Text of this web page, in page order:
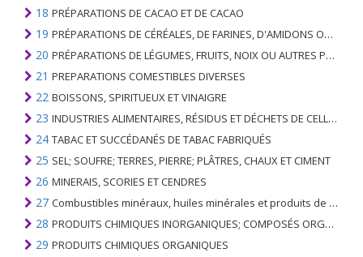
18 PRÉPARATIONS DE CACAO ET DE CACAO
19 PRÉPARATIONS DE CÉRÉALES, DE FARINES, D'AMIDONS OU DE LAIT; PRODUITS DE PATISSERIE
20 PRÉPARATIONS DE LÉGUMES, FRUITS, NOIX OU AUTRES PARTIES DE PLANTES
21 PREPARATIONS COMESTIBLES DIVERSES
22 BOISSONS, SPIRITUEUX ET VINAIGRE
23 INDUSTRIES ALIMENTAIRES, RÉSIDUS ET DÉCHETS DE CELLES-CI; FOURRAGE ANIMAL PRÉPARÉ
24 TABAC ET SUCCÉDANÉS DE TABAC FABRIQUÉS
25 SEL; SOUFRE; TERRES, PIERRE; PLÂTRES, CHAUX ET CIMENT
26 MINERAIS, SCORIES ET CENDRES
27 Combustibles minéraux, huiles minérales et produits de leur distillation; SUBSTANCES BITUMINEUSES; CIRES MINÉRALES
28 PRODUITS CHIMIQUES INORGANIQUES; COMPOSÉS ORGANIQUES ET INORGANIQUES DE MÉTAUX PRÉCIEUX; DE MÉTAUX DES TERRES RARES, D'ÉLÉMENTS RADIOACTIFS ET D'ISOTOPES
29 PRODUITS CHIMIQUES ORGANIQUES